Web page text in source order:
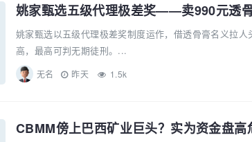
姚家甄选以五级代理极差奖制度运作，借透骨膏名义拉
高，最高可判无期徒刑。...
无名 昨天 1.5k
CBMM傍上巴西矿业巨头？实为资金盘